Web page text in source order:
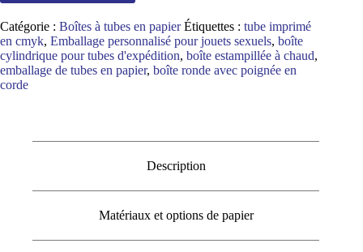
Catégorie : Boîtes à tubes en papier Étiquettes : tube imprimé
en cmyk, Emballage personnalisé pour jouets sexuels, boîte
cylindrique pour tubes d'expédition, boîte estampillée à chaud,
emballage de tubes en papier, boîte ronde avec poignée en
corde
Description
Matériaux et options de papier